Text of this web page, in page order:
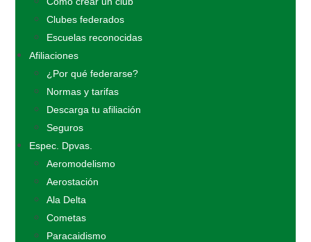
Clubes federados
Escuelas reconocidas
Afiliaciones
¿Por qué federarse?
Normas y tarifas
Descarga tu afiliación
Seguros
Espec. Dpvas.
Aeromodelismo
Aerostación
Ala Delta
Cometas
Paracaidismo